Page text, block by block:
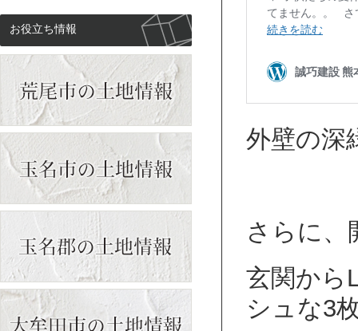
外壁の深
さらに、
玄関から
シュな3
もっと見る
Instagramをフォロー
お役立ち情報